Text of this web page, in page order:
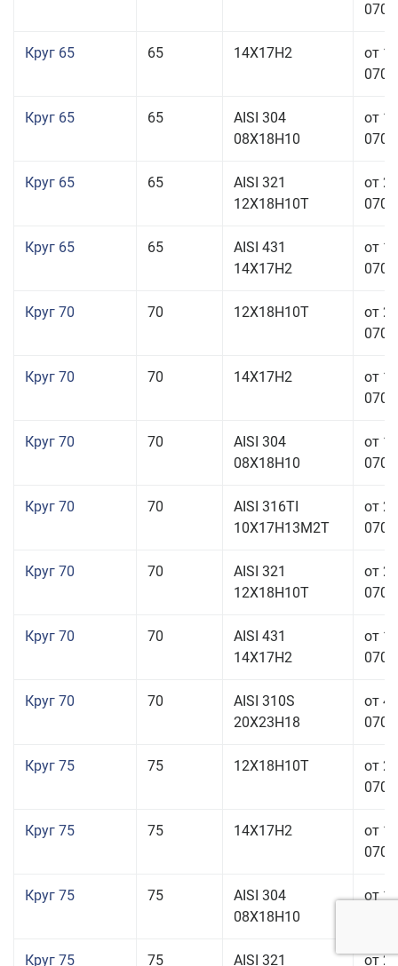
Круг 65 65 14Х17Н2
от
Круг 65 65
AISI 304
08Х18Н10
от
Круг 65 65
AISI 321
12Х18Н10Т
от
Круг 65 65
AISI 431
14Х17Н2
от
Круг 70 70 12Х18Н10Т
от
Круг 70 70 14Х17Н2
от
Круг 70 70
AISI 304
08Х18Н10
от
Круг 70 70
AISI 316TI
10Х17Н13М2Т
от
Круг 70 70
AISI 321
12Х18Н10Т
от
Круг 70 70
AISI 431
14Х17Н2
от
Круг 70 70
AISI 310S
20Х23Н18
от
Круг 75 75 12Х18Н10Т
от
Круг 75 75 14Х17Н2
от
Круг 75 75
AISI 304
08Х18Н10
от
Круг 75 75 AISI 321 от